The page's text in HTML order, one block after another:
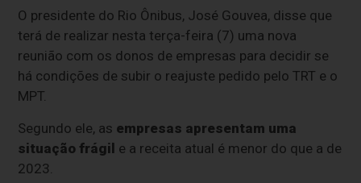
O presidente do Rio Ônibus, José Gouvea, disse que
terá de realizar nesta terça-feira (7) uma nova
reunião com os donos de empresas para decidir se
há condições de subir o reajuste pedido pelo TRT e o
MPT.
Segundo ele, as empresas apresentam uma
situação frágil e a receita atual é menor do que a de
2023.